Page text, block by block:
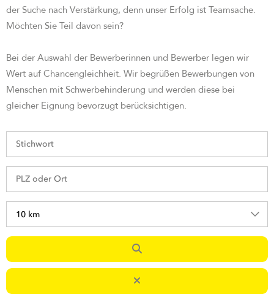
der Suche nach Verstärkung, denn unser Erfolg ist Teamsache.
Möchten Sie Teil davon sein?
Bei der Auswahl der Bewerberinnen und Bewerber legen wir
Wert auf Chancengleichheit. Wir begrüßen Bewerbungen von
Menschen mit Schwerbehinderung und werden diese bei
gleicher Eignung bevorzugt berücksichtigen.
10 km